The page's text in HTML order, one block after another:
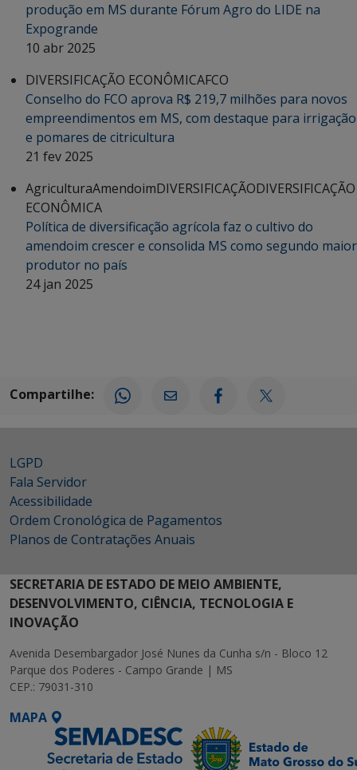
produção em MS durante Fórum Agro do LIDE na
Expogrande
10 abr 2025
DIVERSIFICAÇÃO ECONÔMICAFCO
Conselho do FCO aprova R$ 219,7 milhões para novos
empreendimentos em MS, com destaque para irrigação
e pomares de citricultura
21 fev 2025
AgriculturaAmendoimDIVERSIFICAÇÃODIVERSIFICAÇÃO
ECONÔMICA
Política de diversificação agrícola faz o cultivo do
amendoim crescer e consolida MS como segundo maior
produtor no país
24 jan 2025
Compartilhe:
LGPD
Fala Servidor
Acessibilidade
Ordem Cronológica de Pagamentos
Planos de Contratações Anuais
SECRETARIA DE ESTADO DE MEIO AMBIENTE,
DESENVOLVIMENTO, CIÊNCIA, TECNOLOGIA E
INOVAÇÃO
Avenida Desembargador José Nunes da Cunha s/n - Bloco 12
Parque dos Poderes - Campo Grande | MS
CEP.: 79031-310
MAPA